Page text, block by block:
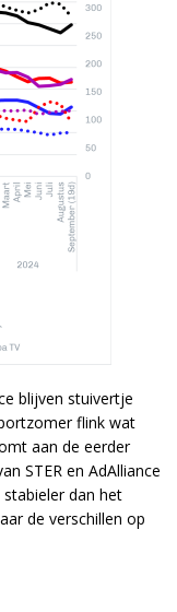
blijven stuivertje
flink wat
aan de eerder
STER en AdAlliance
dan het
de verschillen op